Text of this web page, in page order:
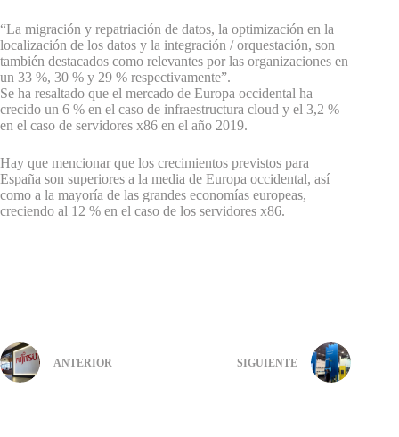
“La migración y repatriación de datos, la optimización en la
localización de los datos y la integración / orquestación, son
también destacados como relevantes por las organizaciones en
un 33 %, 30 % y 29 % respectivamente”.
Se ha resaltado que el mercado de Europa occidental ha
crecido un 6 % en el caso de infraestructura cloud y el 3,2 %
en el caso de servidores x86 en el año 2019.
Hay que mencionar que los crecimientos previstos para
España son superiores a la media de Europa occidental, así
como a la mayoría de las grandes economías europeas,
creciendo al 12 % en el caso de los servidores x86.
ANTERIOR SIGUIENTE